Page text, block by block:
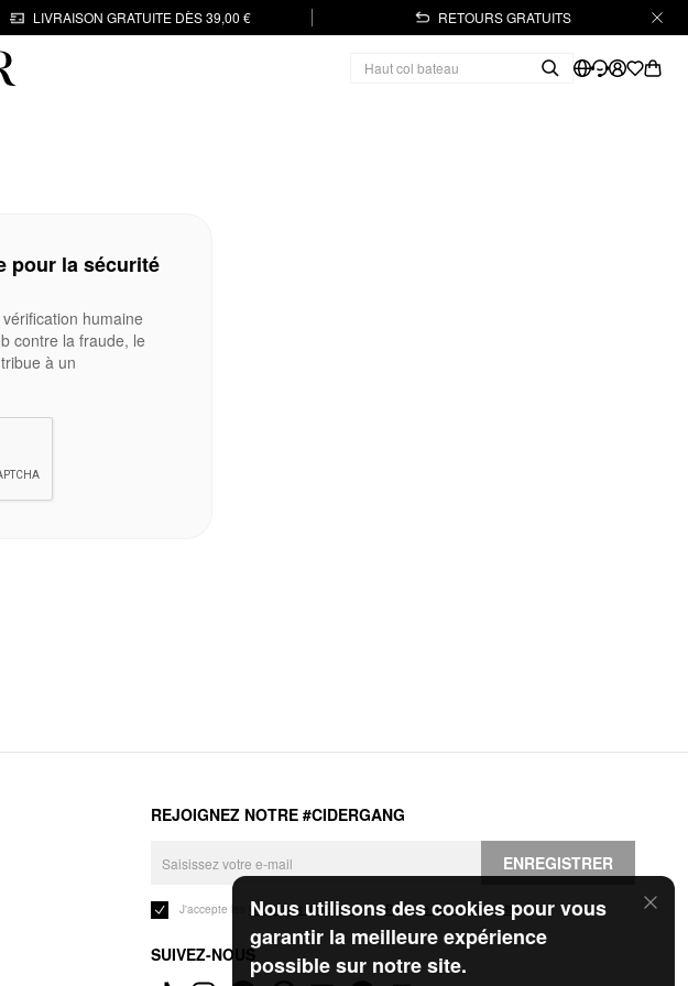
LIVRAISON GRATUITE DÈS 39,00 € RETOURS GRATUITS
Nous utilisons des cookies pour vous
garantir la meilleure expérience
possible sur notre site.
pour la sécurité
humaine
contre la fraude, le
à un
REJOIGNEZ NOTRE #CIDERGANG
ENREGISTRER
J'accepte les Conditions généraleset laPolitique de confidentialité.
SUIVEZ-NOUS